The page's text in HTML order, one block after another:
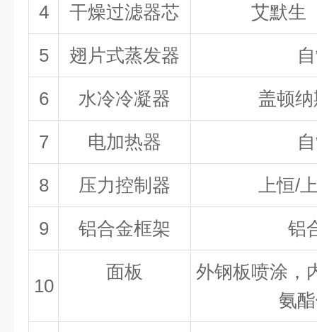
4 干燥过滤器芯 艾默生
5 翅片式蒸发器
6 水冷冷凝器 盖顿
7 电加热器
8 压力控制器 上恒/
9 铝合金框架 铝
10
面板
外钢板喷涂，
氨